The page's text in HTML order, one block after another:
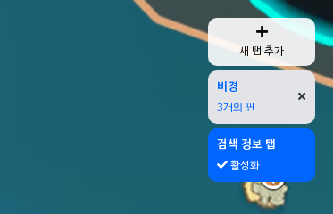
새 탭 추가
비경
3개의 핀
검색 정보 탭
활성화